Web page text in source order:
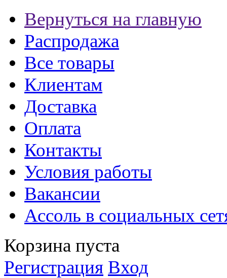
Вернуться на главную
Распродажа
Все товары
Клиентам
Доставка
Оплата
Контакты
Условия работы
Вакансии
Ассоль в социальных
Корзина пуста
Регистрация Вход